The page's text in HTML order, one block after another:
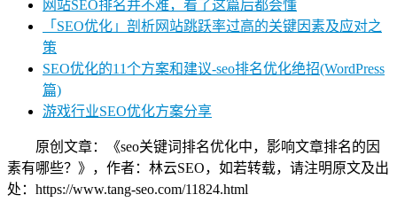
网站SEO排名并不难，看了这篇后都会懂
「SEO优化」剖析网站跳跃率过高的关键因素及应对之
策
SEO优化的11个方案和建议-seo排名优化绝招(WordPress
篇)
游戏行业SEO优化方案分享
原创文章：《seo关键词排名优化中，影响文章排名的因
素有哪些？》，作者：林云SEO，如若转载，请注明原文及出
处：https://www.tang-seo.com/11824.html